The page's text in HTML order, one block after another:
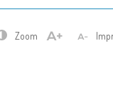
Zoom